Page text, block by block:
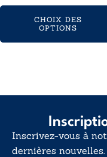
de
prix :
CHOIX DES
OPTIONS
produit
Inscrivez-vous à
dernières nouvelles.